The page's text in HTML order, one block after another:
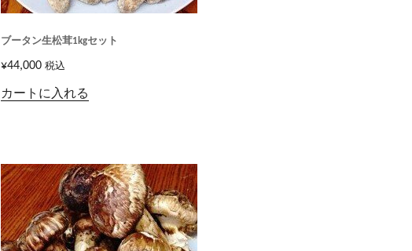
ブータン生松茸1kgセット
¥44,000 税込
カートに入れる